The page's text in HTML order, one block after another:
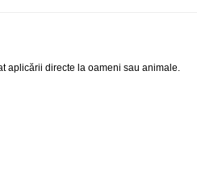
aplicării directe la oameni sau animale.